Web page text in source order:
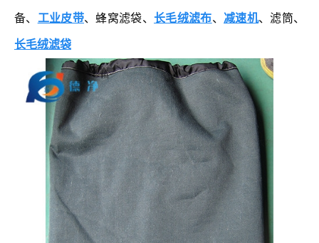
备、 工业皮带、蜂窝滤袋、长毛绒滤布、 减速机、滤筒、
长毛绒滤袋